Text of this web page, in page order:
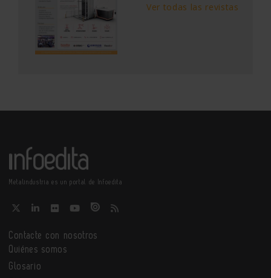
Ver todas las revistas
Metalindustria es un portal de Infoedita
Contacte con nosotros
Quiénes somos
Glosario